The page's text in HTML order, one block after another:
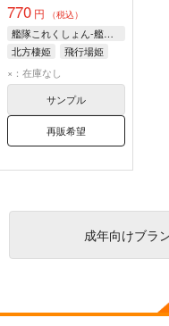
770 円 （税込）
艦隊これくしょん-艦これ-
北方棲姫
飛行場姫
港湾棲姫
×：在庫なし
サンプル
再販希望
成年向けブラ